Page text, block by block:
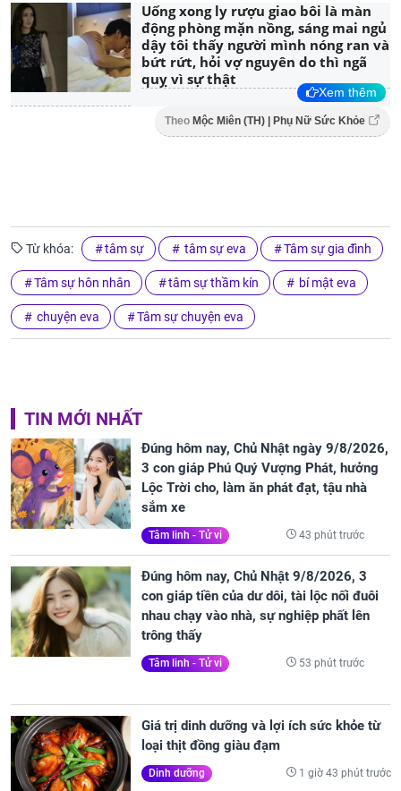
Uống xong ly rượu giao bôi là màn
động phòng mặn nồng, sáng mai ngủ
dậy tôi thấy người mình nóng ran và
bứt rứt, hỏi vợ nguyên do thì ngã
quỵ vì sự thật
Xem thêm
Theo Mộc Miên (TH) | Phụ Nữ Sức Khỏe
Từ khóa: tâm sự tâm sự eva Tâm sự gia đình
Tâm sự hôn nhân tâm sự thầm kín bí mật eva
chuyện eva Tâm sự chuyện eva
TIN MỚI NHẤT
Đúng hôm nay, Chủ Nhật ngày 9/8/2026,
3 con giáp Phú Quý Vượng Phát, hưởng
Lộc Trời cho, làm ăn phát đạt, tậu nhà
sắm xe
Tâm linh - Tử vi 43 phút trước
Đúng hôm nay, Chủ Nhật 9/8/2026, 3
con giáp tiền của dư dôi, tài lộc nối đuôi
nhau chạy vào nhà, sự nghiệp phất lên
trông thấy
Tâm linh - Tử vi 53 phút trước
Giá trị dinh dưỡng và lợi ích sức khỏe từ
loại thịt đồng giàu đạm
Dinh dưỡng 1 giờ 43 phút trước